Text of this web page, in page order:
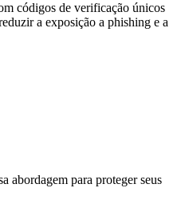
códigos de verificação únicos
a exposição a phishing e a
abordagem para proteger seus